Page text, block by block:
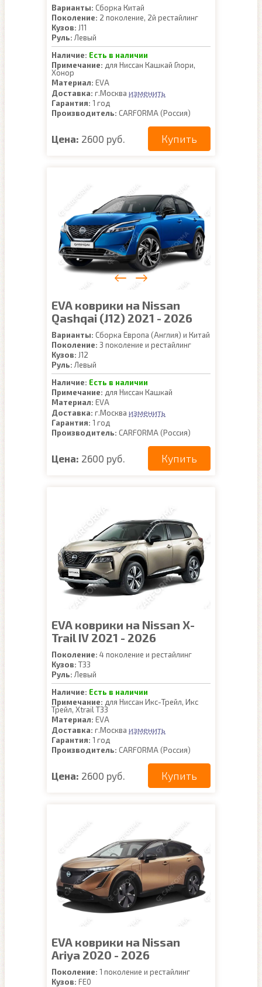
Варианты: Сборка Китай
Поколение: 2 поколение, 2й рестайлинг
Кузов: J11
Руль: Левый
Наличие: Есть в наличии
Примечание: для Ниссан Кашкай Глори,
Хонор
Материал: EVA
Доставка: г.Москва изменить
Гарантия: 1 год
Производитель: CARFORMA (Россия)
Цена: 2600 руб. Купить
EVA коврики на Nissan
Qashqai (J12) 2021 - 2026
Варианты: Сборка Европа (Англия) и Китай
Поколение: 3 поколение и рестайлинг
Кузов: J12
Руль: Левый
Наличие: Есть в наличии
Примечание: для Ниссан Кашкай
Материал: EVA
Доставка: г.Москва изменить
Гарантия: 1 год
Производитель: CARFORMA (Россия)
Цена: 2600 руб. Купить
EVA коврики на Nissan X-
Trail IV 2021 - 2026
Поколение: 4 поколение и рестайлинг
Кузов: T33
Руль: Левый
Наличие: Есть в наличии
Примечание: для Ниссан Икс-Трейл, Икс
Трейл, Xtrail Т33
Материал: EVA
Доставка: г.Москва изменить
Гарантия: 1 год
Производитель: CARFORMA (Россия)
Цена: 2600 руб. Купить
EVA коврики на Nissan
Ariya 2020 - 2026
Поколение: 1 поколение и рестайлинг
Кузов: FE0